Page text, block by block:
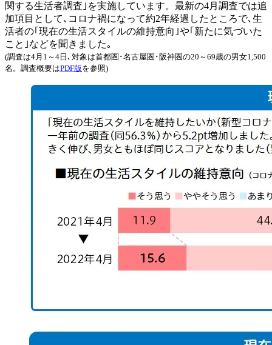
関する生活者調査｣を実施しています。最新の4月調査では追
加項目として､コロナ禍になって約2年経過したところで､生
活者の｢現在の生活スタイルの維持意向｣や｢新たに気づいた
こと｣などを聞きました｡
(調査は4月1～4日､対象は首都圏･名古屋圏･阪神圏の20～69歳の男女1,500
名。調査概要はPDF版を参照)